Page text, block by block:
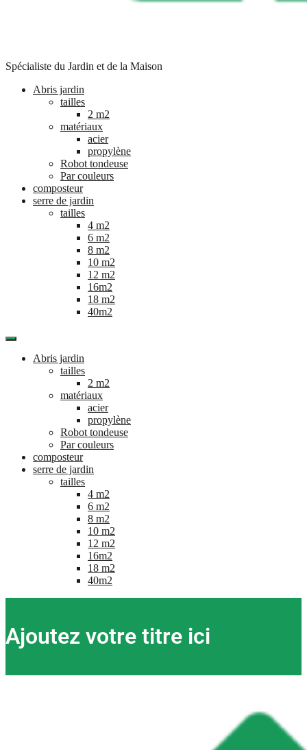
Spécialiste du Jardin et de la Maison
Abris jardin
tailles
2 m2
matériaux
acier
propylène
Robot tondeuse
Par couleurs
composteur
serre de jardin
tailles
4 m2
6 m2
8 m2
10 m2
12 m2
16m2
18 m2
40m2
Abris jardin
tailles
2 m2
matériaux
acier
propylène
Robot tondeuse
Par couleurs
composteur
serre de jardin
tailles
4 m2
6 m2
8 m2
10 m2
12 m2
16m2
18 m2
40m2
Ajoutez votre titre ici